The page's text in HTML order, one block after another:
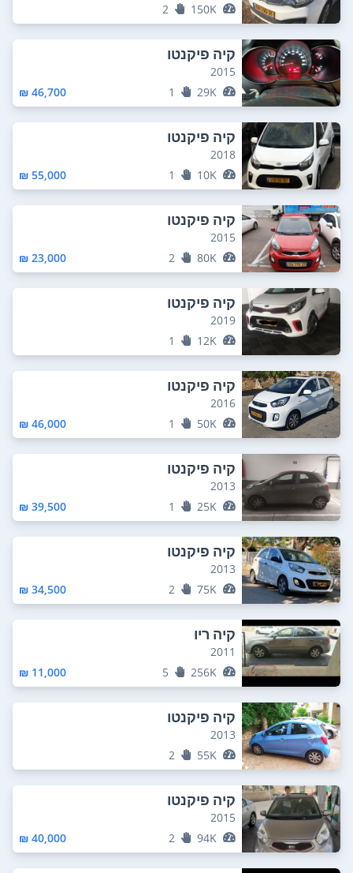
150K
2
קיה פיקנטו
2015
29K
1
46,700 ₪
קיה פיקנטו
2018
10K
1
55,000 ₪
קיה פיקנטו
2015
80K
2
23,000 ₪
קיה פיקנטו
2019
12K
1
קיה פיקנטו
2016
50K
1
46,000 ₪
קיה פיקנטו
2013
25K
1
39,500 ₪
קיה פיקנטו
2013
75K
2
34,500 ₪
קיה ריו
2011
256K
5
11,000 ₪
קיה פיקנטו
2013
55K
2
קיה פיקנטו
2015
94K
2
40,000 ₪